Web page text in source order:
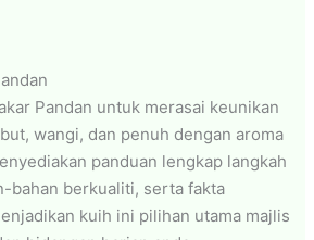
Pandan untuk merasai keunikan
wangi, dan penuh dengan aroma
panduan lengkap langkah
bahan berkualiti, serta fakta
kuih ini pilihan utama majlis